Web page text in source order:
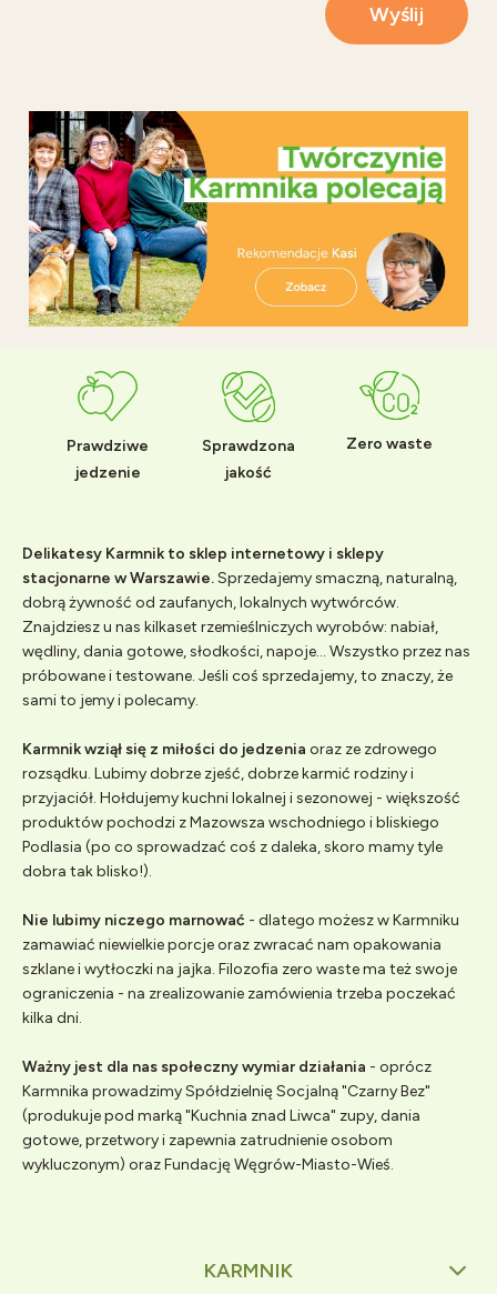
Wyślij
Prawdziwe
jedzenie
Sprawdzona
jakość
Zero waste
KARMNIK
Delikatesy Karmnik to sklep internetowy i sklepy
stacjonarne w Warszawie.Sprzedajemy smaczną, naturalną,
dobrą żywność od zaufanych, lokalnych wytwórców.
Znajdziesz u nas kilkaset rzemieślniczych wyrobów: nabiał,
wędliny, dania gotowe, słodkości, napoje... Wszystko przez nas
próbowane i testowane. Jeśli coś sprzedajemy, to znaczy, że
sami to jemy i polecamy.
Karmnik wziął się z miłości do jedzenia oraz ze zdrowego
rozsądku. Lubimy dobrze zjeść, dobrze karmić rodziny i
przyjaciół. Hołdujemy kuchni lokalnej i sezonowej - większość
produktów pochodzi z Mazowsza wschodniego i bliskiego
Podlasia (po co sprowadzać coś z daleka, skoro mamy tyle
dobra tak blisko!).
Nie lubimy niczego marnować - dlatego możesz w Karmniku
zamawiać niewielkie porcje oraz zwracać nam opakowania
szklane i wytłoczki na jajka. Filozofia zero waste ma też swoje
ograniczenia - na zrealizowanie zamówienia trzeba poczekać
kilka dni.
Ważny jest dla nas społeczny wymiar działania - oprócz
Karmnika prowadzimy Spółdzielnię Socjalną "Czarny Bez"
(produkuje pod marką "Kuchnia znad Liwca" zupy, dania
gotowe, przetwory i zapewnia zatrudnienie osobom
wykluczonym) oraz Fundację Węgrów-Miasto-Wieś.